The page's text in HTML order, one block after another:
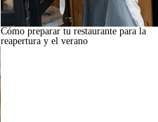
Cómo preparar tu restaurante para la
reapertura y el verano